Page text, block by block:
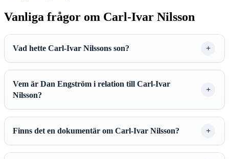
Vanliga frågor om Carl-Ivar Nilsson
Vad hette Carl-Ivar Nilssons son?
Vem är Dan Engström i relation till Carl-Ivar
Nilsson?
Finns det en dokumentär om Carl-Ivar Nilsson?